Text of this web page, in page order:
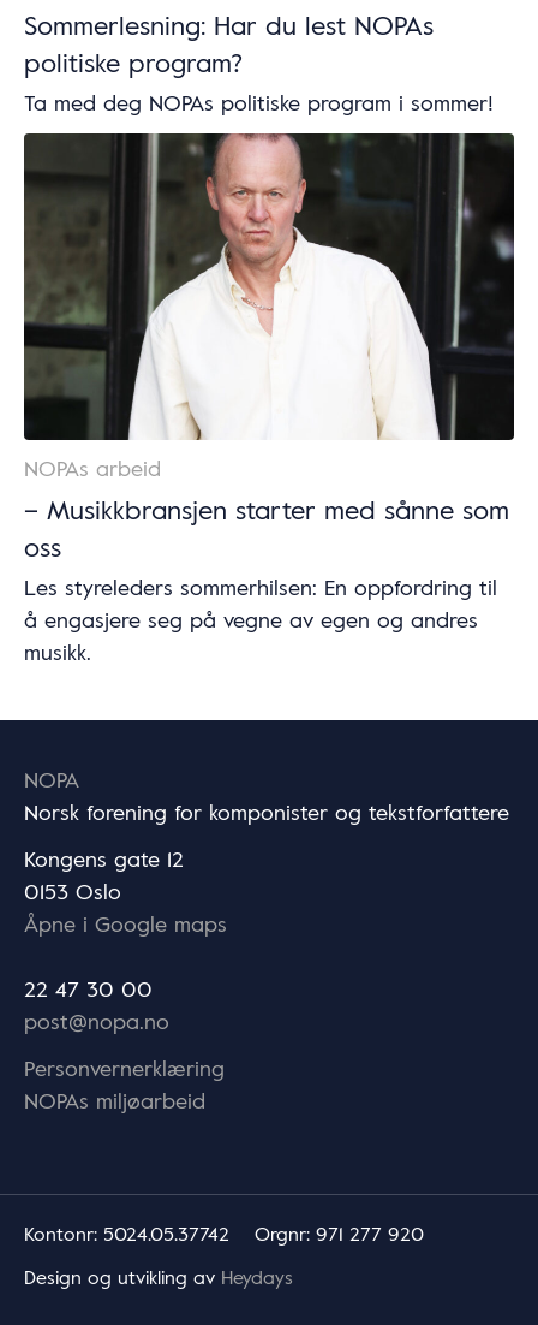
Sommerlesning: Har du lest NOPAs
politiske program?
Ta med deg NOPAs politiske program i sommer!
NOPAs arbeid
– Musikkbransjen starter med sånne som
oss
Les styreleders sommerhilsen: En oppfordring til
å engasjere seg på vegne av egen og andres
musikk.
NOPA
Norsk forening for komponister og tekstforfattere
Kongens gate 12
0153 Oslo
Åpne i Google maps
22 47 30 00
post@nopa.no
Personvernerklæring
NOPAs miljøarbeid
Kontonr: 5024.05.37742 Orgnr: 971 277 920
Design og utvikling av Heydays